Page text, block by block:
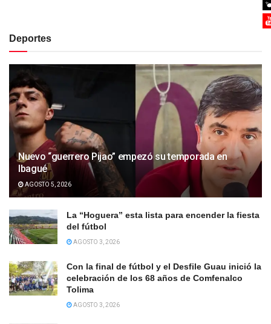
Deportes
Nuevo “guerrero Pijao” empezó su temporada en
Ibagué
AGOSTO 5, 2026
La “Hoguera” esta lista para encender la fiesta
del fútbol
AGOSTO 3, 2026
Con la final de fútbol y el Desfile Guau inició la
celebración de los 68 años de Comfenalco
Tolima
AGOSTO 3, 2026